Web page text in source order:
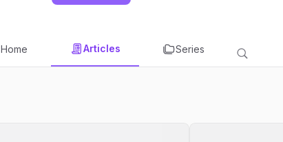
Home Articles Series